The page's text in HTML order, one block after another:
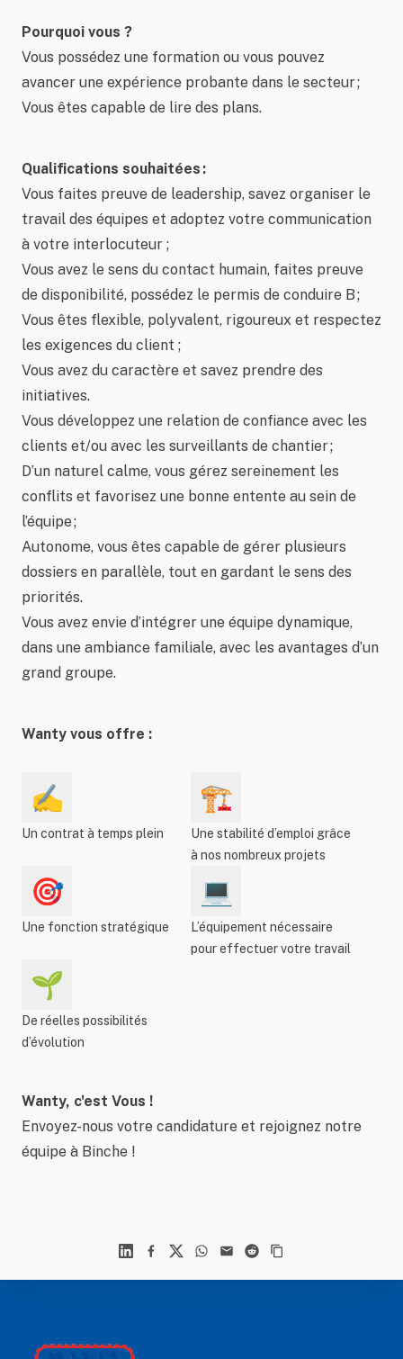
Pourquoi vous ?
Vous possédez une formation ou vous pouvez
avancer une expérience probante dans le secteur ;
Vous êtes capable de lire des plans.
Qualifications souhaitées :
Vous faites preuve de leadership, savez organiser le
travail des équipes et adoptez votre communication
à votre interlocuteur ;
Vous avez le sens du contact humain, faites preuve
de disponibilité, possédez le permis de conduire B ;
Vous êtes flexible, polyvalent, rigoureux et respectez
les exigences du client ;
Vous avez du caractère et savez prendre des
initiatives.
Vous développez une relation de confiance avec les
clients et/ou avec les surveillants de chantier ;
D’un naturel calme, vous gérez sereinement les
conflits et favorisez une bonne entente au sein de
l’équipe ;
Autonome, vous êtes capable de gérer plusieurs
dossiers en parallèle, tout en gardant le sens des
priorités.
Vous avez envie d’intégrer une équipe dynamique,
dans une ambiance familiale, avec les avantages d’un
grand groupe.
Wanty vous offre :
✍️
Un contrat à temps plein
🏗️
Une stabilité d’emploi grâce
à nos nombreux projets
🎯
Une fonction stratégique
💻
L’équipement nécessaire
pour effectuer votre travail
🌱
De réelles possibilités
d’évolution
Wanty, c'est Vous !
Envoyez-nous votre candidature et rejoignez notre
équipe à Binche !
LinkedinFacebook
X WhatsApp
MailReddit
Wanty